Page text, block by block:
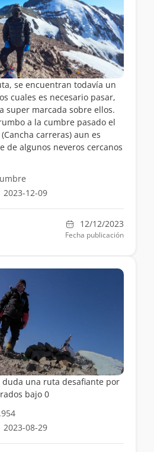
se encuentran todavía un
cuales es necesario pasar,
super marcada sobre ellos.
a la cumbre pasado el
carreras) aun es
de algunos neveros cercanos
2023-12-09
12/12/2023
Fecha publicación
una ruta desafiante por
bajo 0
2023-08-29